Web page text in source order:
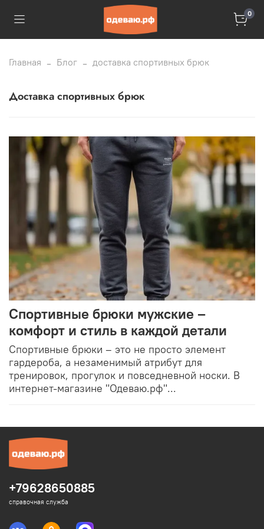
0
Главная Блог доставка спортивных брюк
доставка спортивных брюк
Спортивные брюки мужские –
комфорт и стиль в каждой детали
Спортивные брюки – это не просто элемент
гардероба, а незаменимый атрибут для
тренировок, прогулок и повседневной носки. В
интернет-магазине "Одеваю.рф"...
+79628650885
справочная служба